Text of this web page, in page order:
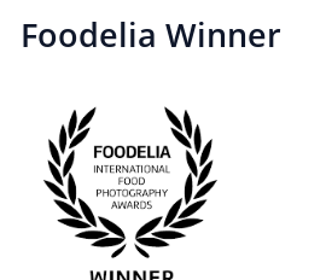
Foodelia Winner